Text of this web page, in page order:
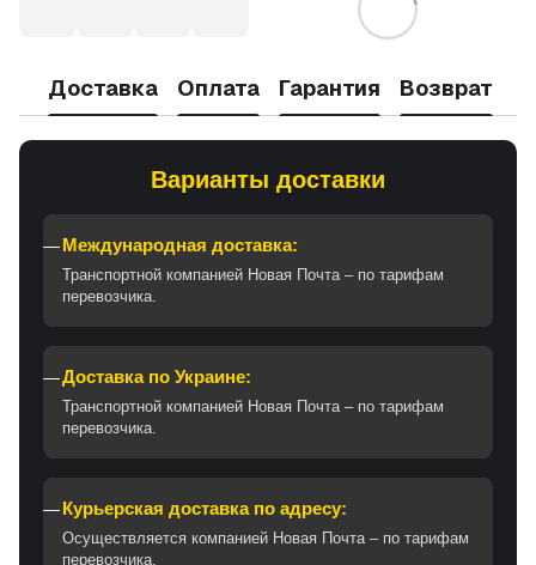
Доставка Оплата Гарантия Возврат
Варианты доставки
Международная доставка:
Транспортной компанией Новая Почта – по тарифам
перевозчика.
Доставка по Украине:
Транспортной компанией Новая Почта – по тарифам
перевозчика.
Курьерская доставка по адресу:
Осуществляется компанией Новая Почта – по тарифам
перевозчика.